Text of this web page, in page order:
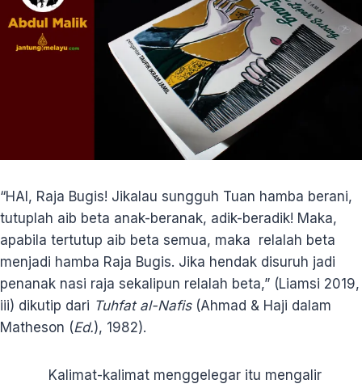
“HAI, Raja Bugis! Jikalau sungguh Tuan hamba berani,
tutuplah aib beta anak-beranak, adik-beradik! Maka,
apabila tertutup aib beta semua, maka relalah beta
menjadi hamba Raja Bugis. Jika hendak disuruh jadi
penanak nasi raja sekalipun relalah beta,” (Liamsi 2019,
iii) dikutip dari Tuhfat al-Nafis(Ahmad & Haji dalam
Matheson (Ed.), 1982).
Kalimat-kalimat menggelegar itu mengalir